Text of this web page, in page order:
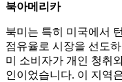
북아메리카
북미는 특히 미국에서
점유율로 시장을 선도
미 소비자가 개인 청취
인이었습니다. 이 지역